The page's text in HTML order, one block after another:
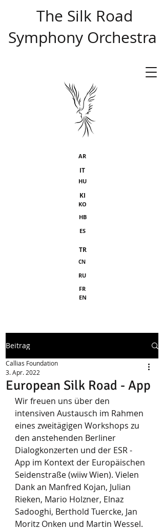
​ The Silk Road
Symphony Orchestra
TR
CN
RU
AR
IT
HU
KI
KO
HB
ES
FR
EN
Beitrag
European Silk Road - App
Callias Foundation
3. Apr. 2022
Wir freuen uns über den
intensiven Austausch im Rahmen
eines zweitägigen Workshops zu
den anstehenden Berliner
Dialogkonzerten und der ESR -
App im Kontext der Europäischen
Seidenstraße (wiiw Wien). Vielen
Dank an Manfred Kojan, Julian
Rieken, Mario Holzner, Elnaz
Sadooghi, Berthold Tuercke, Jan
Moritz Onken und Martin Wessel.